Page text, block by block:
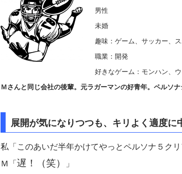
男性
未婚
趣味：ゲーム、サッカー、
職業：開発
好きなゲーム：モンハン、
Ｍさんと同じ会社の後輩。元ラガーマンの好青年。ペルソナ
展開が気になりつつも、キリよく適度に
私「このあいだ半年かけてやっとペルソナ５クリ
Ｍ「遅！（笑）
」